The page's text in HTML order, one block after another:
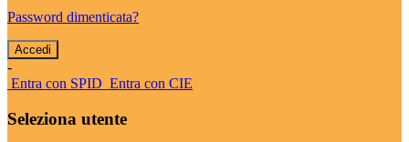
Password dimenticata?
-
Entra con SPID Entra con CIE
Seleziona utente